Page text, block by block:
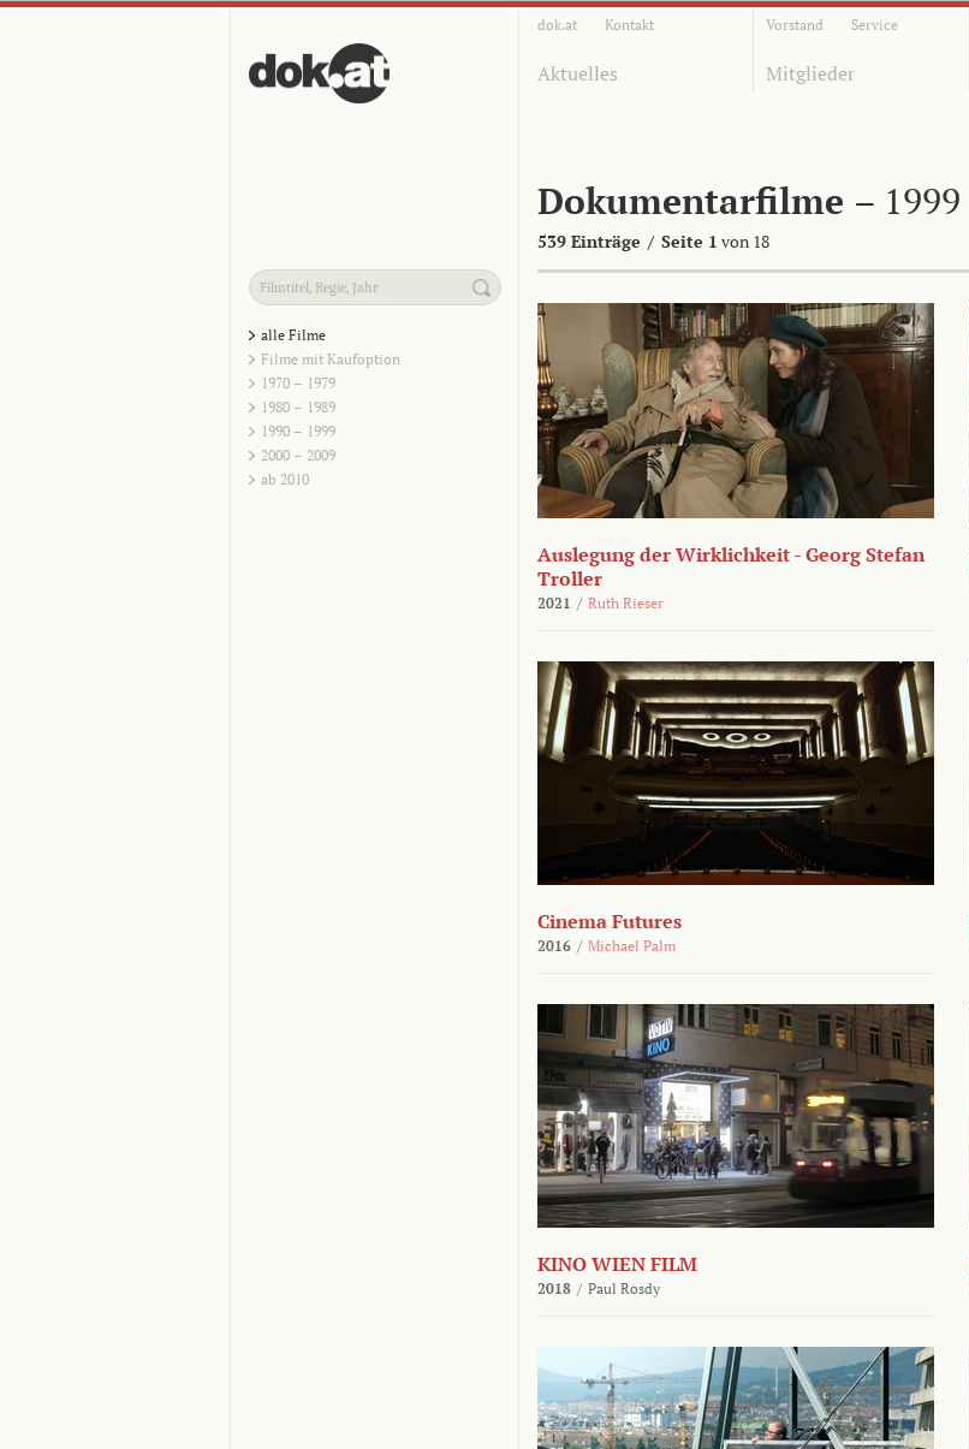
dok.at Kontakt Vorstand Service
Aktuelles Mitglieder
Dokumentarfilme – 1999
539 Einträge / Seite 1 von 18
alle Filme
Filme mit Kaufoption
1970 – 1979
1980 – 1989
1990 – 1999
2000 – 2009
ab 2010
Auslegung der Wirklichkeit - Georg Stefan
Troller
2021 / Ruth Rieser
Cinema Futures
2016 / Michael Palm
KINO WIEN FILM
2018 / Paul Rosdy